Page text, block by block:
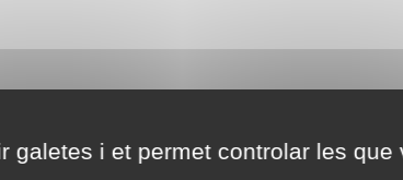
galetes i et permet controlar les que